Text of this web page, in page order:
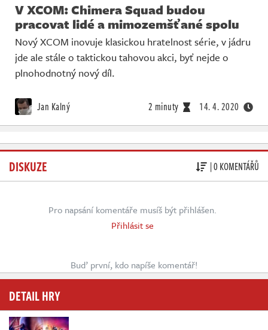
V XCOM: Chimera Squad budou
pracovat lidé a mimozemšťané spolu
Nový XCOM inovuje klasickou hratelnost série, v jádru
jde ale stále o taktickou tahovou akci, byť nejde o
plnohodnotný nový díl.
Jan Kalný 2 minuty 14. 4. 2020
DISKUZE | 0 KOMENTÁŘŮ
Pro napsání komentáře musíš být přihlášen.
Přihlásit se
Buď první, kdo napíše komentář!
DETAIL HRY